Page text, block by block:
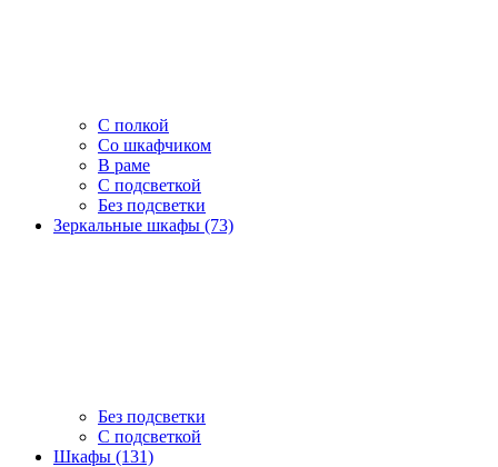
С полкой
Со шкафчиком
В раме
С подсветкой
Без подсветки
Зеркальные шкафы (73)
Без подсветки
С подсветкой
Шкафы (131)